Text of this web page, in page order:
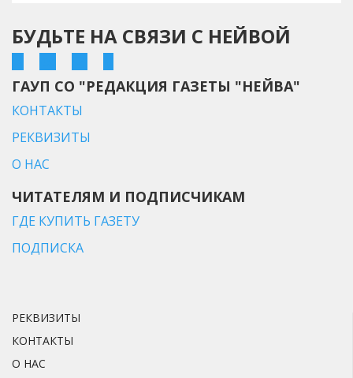
БУДЬТЕ НА СВЯЗИ С НЕЙВОЙ
ГАУП СО "РЕДАКЦИЯ ГАЗЕТЫ "НЕЙВА"
КОНТАКТЫ
РЕКВИЗИТЫ
О НАС
ЧИТАТЕЛЯМ И ПОДПИСЧИКАМ
ГДЕ КУПИТЬ ГАЗЕТУ
ПОДПИСКА
РЕКВИЗИТЫ
КОНТАКТЫ
О НАС